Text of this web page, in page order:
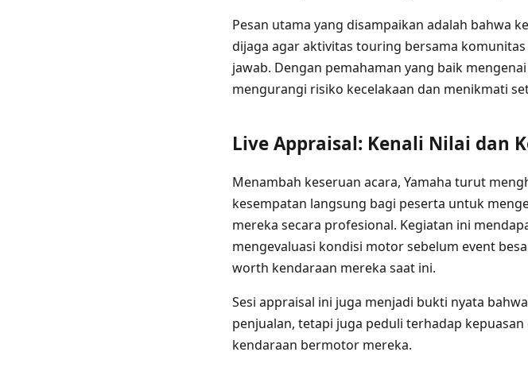
Pesan utama yang disampaikan adalah bahwa
dijaga agar aktivitas touring bersama
jawab. Dengan pemahaman yang baik
mengurangi risiko kecelakaan dan menikmati
Live Appraisal: Kenali Nilai dan
Menambah keseruan acara, Yamaha turut
kesempatan langsung bagi peserta untuk
mereka secara profesional. Kegiatan ini
mengevaluasi kondisi motor sebelum event
worth kendaraan mereka saat ini.
Sesi appraisal ini juga menjadi bukti nyata
penjualan, tetapi juga peduli terhadap
kendaraan bermotor mereka.